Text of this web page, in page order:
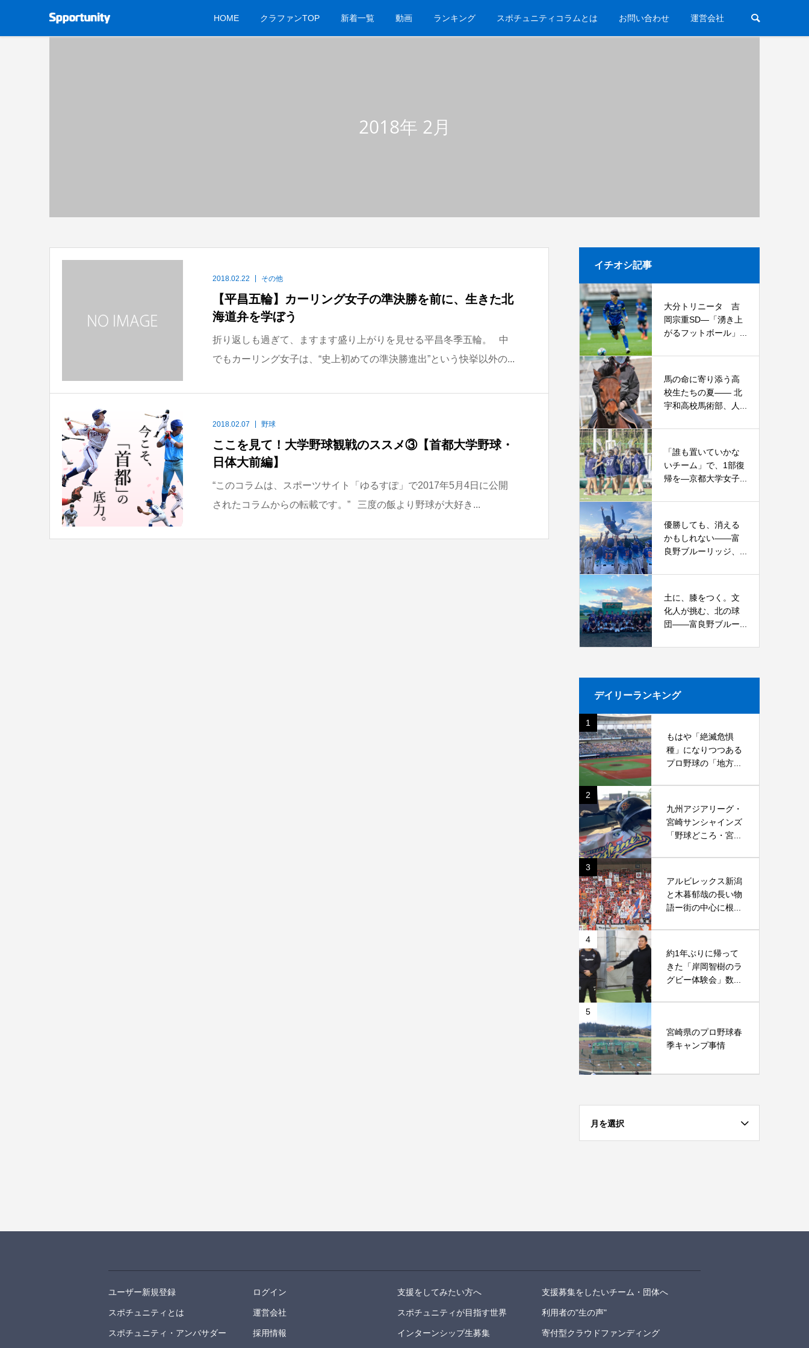
HOME クラファンTOP 新着一覧 動画 ランキング スポチュニティコラムとは お問い合わせ 運営会社
2018年 2月
2018.02.22 その他
【平昌五輪】カーリング女子の準決勝を前に、生きた北
海道弁を学ぼう
折り返しも過ぎて、ますます盛り上がりを見せる平昌冬季五輪。 中
でもカーリング女子は、“史上初めての準決勝進出”という快挙以外の...
2018.02.07 野球
ここを見て！大学野球観戦のススメ③【首都大学野球・
日体大前編】
“このコラムは、スポーツサイト「ゆるすぽ」で2017年5月4日に公開
されたコラムからの転載です。” 三度の飯より野球が大好き...
イチオシ記事
大分トリニータ 吉
岡宗重SD―「湧き上
がるフットボール」...
馬の命に寄り添う高
校生たちの夏—— 北
宇和高校馬術部、人...
「誰も置いていかな
いチーム」で、1部復
帰を―京都大学女子...
優勝しても、消える
かもしれない――富
良野ブルーリッジ、...
土に、膝をつく。文
化人が挑む、北の球
団――富良野ブルー...
デイリーランキング
1
もはや「絶滅危惧
種」になりつつある
プロ野球の「地方...
2
九州アジアリーグ・
宮崎サンシャインズ
「野球どころ・宮...
3
アルビレックス新潟
と木暮郁哉の長い物
語ー街の中心に根...
4
約1年ぶりに帰って
きた「岸岡智樹のラ
グビー体験会」数...
5
宮崎県のプロ野球春
季キャンプ事情
月を選択
ユーザー新規登録 ログイン 支援をしてみたい方へ 支援募集をしたいチーム・団体へ
スポチュニティとは 運営会社 スポチュニティが目指す世界 利用者の"生の声"
スポチュニティ・アンバサダー 採用情報 インターンシップ生募集 寄付型クラウドファンディング